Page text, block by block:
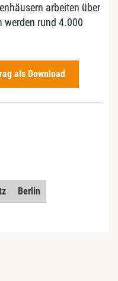
arbeiten über
rund 4.000
als Download
Berlin